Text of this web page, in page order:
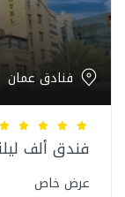
فنادق عمان
فندق ألف
عرض خاص